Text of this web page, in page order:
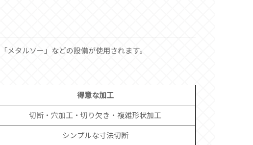
タルソー」などの設備が使用されます。
得意な加工
切断・穴加工・切り欠き・複雑形状加工
シンプルな寸法切断